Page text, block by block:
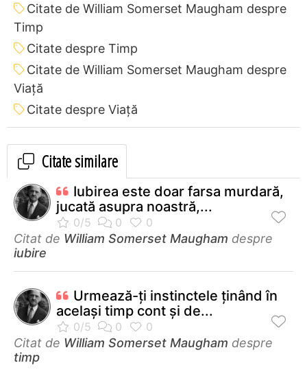
Citate de William Somerset Maugham despre
Timp
Citate despre Timp
Citate de William Somerset Maugham despre
Viață
Citate despre Viață
Citate similare
Iubirea este doar farsa murdară,
jucată asupra noastră,...
Citat de William Somerset Maugham despre
iubire
Urmează-ţi instinctele ţinând în
acelaşi timp cont şi de...
Citat de William Somerset Maugham despre
timp